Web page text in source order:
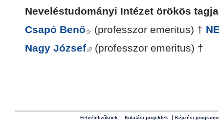
Neveléstudományi Intézet örökös
Csapó Benő (professzor emeritus) †
Nagy József (professzor emeritus) †
Felvételizőknek Kutatási projektek Képzési